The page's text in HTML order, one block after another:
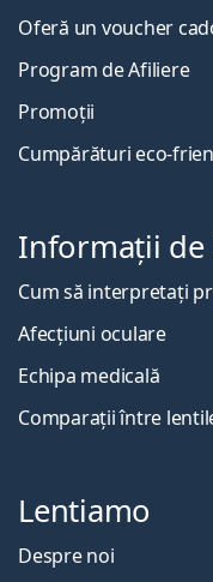
Oferă un voucher
Program de Afiliere
Promoții
Cumpărături eco-
Informații de
Cum să interpretați
Afecțiuni oculare
Echipa medicală
Comparații între
Lentiamo
Despre noi